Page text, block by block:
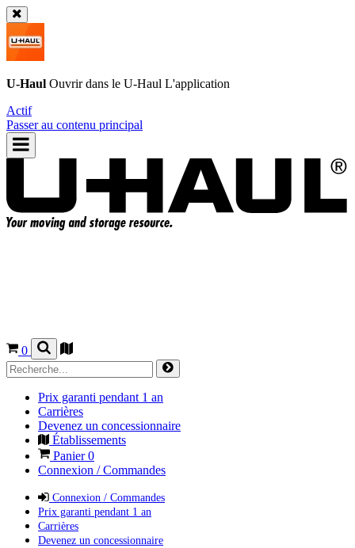
U-Haul Ouvrir dans le U-Haul L'application
Actif
Passer au contenu principal
0
Prix garanti pendant 1 an
Carrières
Devenez un concessionnaire
Établissements
Panier0
Connexion / Commandes
Connexion / Commandes
Prix garanti pendant 1 an
Carrières
Devenez un concessionnaire